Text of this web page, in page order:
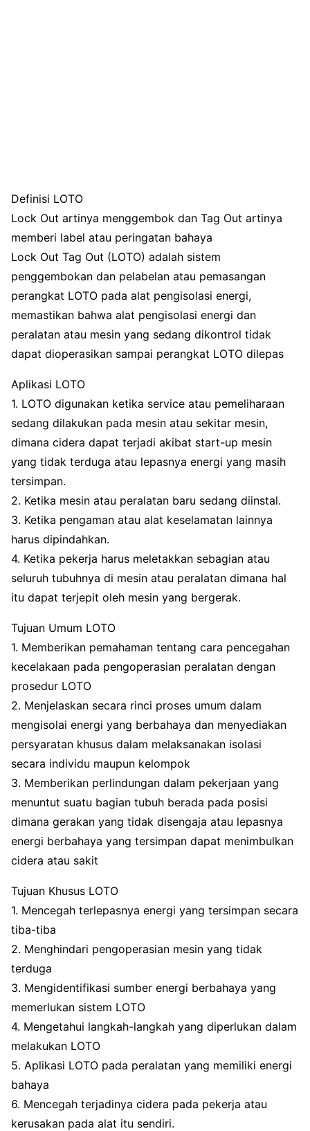
Definisi LOTO
Lock Out artinya menggembok dan Tag Out artinya
memberi label atau peringatan bahaya
Lock Out Tag Out (LOTO) adalah sistem
penggembokan dan pelabelan atau pemasangan
perangkat LOTO pada alat pengisolasi energi,
memastikan bahwa alat pengisolasi energi dan
peralatan atau mesin yang sedang dikontrol tidak
dapat dioperasikan sampai perangkat LOTO dilepas
Aplikasi LOTO
1. LOTO digunakan ketika service atau pemeliharaan
sedang dilakukan pada mesin atau sekitar mesin,
dimana cidera dapat terjadi akibat start-up mesin
yang tidak terduga atau lepasnya energi yang masih
tersimpan.
2. Ketika mesin atau peralatan baru sedang diinstal.
3. Ketika pengaman atau alat keselamatan lainnya
harus dipindahkan.
4. Ketika pekerja harus meletakkan sebagian atau
seluruh tubuhnya di mesin atau peralatan dimana hal
itu dapat terjepit oleh mesin yang bergerak.
Tujuan Umum LOTO
1. Memberikan pemahaman tentang cara pencegahan
kecelakaan pada pengoperasian peralatan dengan
prosedur LOTO
2. Menjelaskan secara rinci proses umum dalam
mengisolai energi yang berbahaya dan menyediakan
persyaratan khusus dalam melaksanakan isolasi
secara individu maupun kelompok
3. Memberikan perlindungan dalam pekerjaan yang
menuntut suatu bagian tubuh berada pada posisi
dimana gerakan yang tidak disengaja atau lepasnya
energi berbahaya yang tersimpan dapat menimbulkan
cidera atau sakit
Tujuan Khusus LOTO
1. Mencegah terlepasnya energi yang tersimpan secara
tiba-tiba
2. Menghindari pengoperasian mesin yang tidak
terduga
3. Mengidentifikasi sumber energi berbahaya yang
memerlukan sistem LOTO
4. Mengetahui langkah-langkah yang diperlukan dalam
melakukan LOTO
5. Aplikasi LOTO pada peralatan yang memiliki energi
bahaya
6. Mencegah terjadinya cidera pada pekerja atau
kerusakan pada alat itu sendiri.